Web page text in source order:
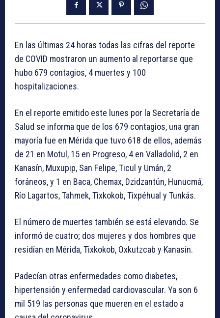
En las últimas 24 horas todas las cifras del reporte
de COVID mostraron un aumento al reportarse que
hubo 679 contagios, 4 muertes y 100
hospitalizaciones.
En el reporte emitido este lunes por la Secretaría de
Salud se informa que de los 679 contagios, una gran
mayoría fue en Mérida que tuvo 618 de ellos, además
de 21 en Motul, 15 en Progreso, 4 en Valladolid, 2 en
Kanasín, Muxupip, San Felipe, Ticul y Umán, 2
foráneos, y 1 en Baca, Chemax, Dzidzantún, Hunucmá,
Río Lagartos, Tahmek, Tixkokob, Tixpéhual y Tunkás.
El número de muertes también se está elevando. Se
informó de cuatro; dos mujeres y dos hombres que
residían en Mérida, Tixkokob, Oxkutzcab y Kanasín.
Padecían otras enfermedades como diabetes,
hipertensión y enfermedad cardiovascular. Ya son 6
mil 519 las personas que mueren en el estado a